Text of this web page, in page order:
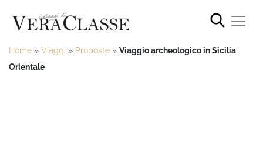
Home » Viaggi » Proposte » Viaggio archeologico in Sicilia
Orientale